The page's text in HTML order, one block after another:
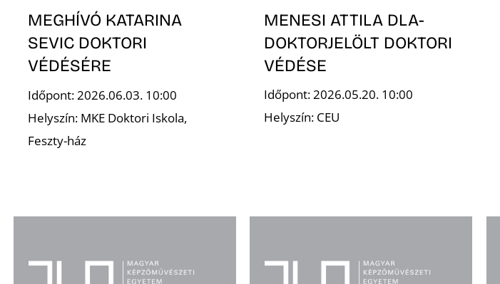
MEGHÍVÓ KATARINA
SEVIC DOKTORI
VÉDÉSÉRE
Időpont: 2026.06.03. 10:00
Helyszín: MKE Doktori Iskola,
Feszty-ház
MENESI ATTILA DLA-
DOKTORJELÖLT DOKTORI
VÉDÉSE
Időpont: 2026.05.20. 10:00
Helyszín: CEU